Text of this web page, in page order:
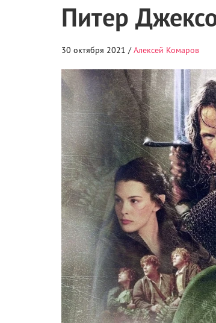
Питер
30 октября 2021 /Алексей Комаров